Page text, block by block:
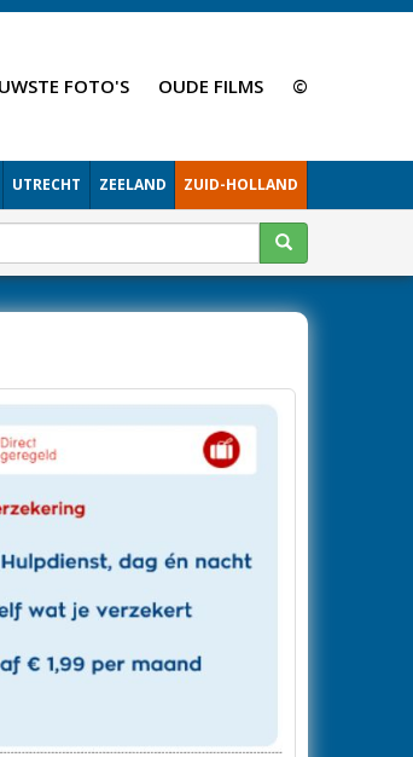
FOTO'S OUDE FILMS ©
UTRECHT ZEELAND ZUID-HOLLAND